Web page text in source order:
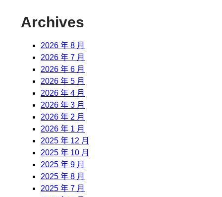
Archives
2026 年 8 月
2026 年 7 月
2026 年 6 月
2026 年 5 月
2026 年 4 月
2026 年 3 月
2026 年 2 月
2026 年 1 月
2025 年 12 月
2025 年 10 月
2025 年 9 月
2025 年 8 月
2025 年 7 月